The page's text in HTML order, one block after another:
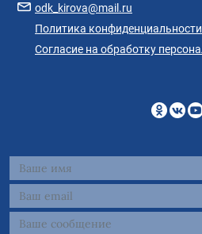
odk_kirova@mail.ru
Политика конфиденциальности
Согласие на обработку